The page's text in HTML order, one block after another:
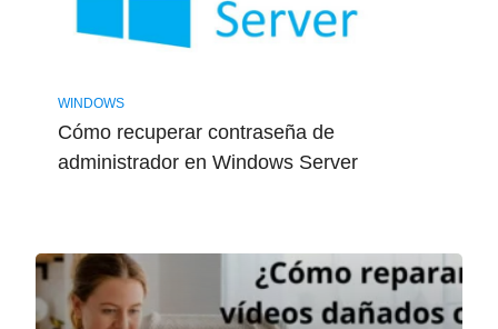
WINDOWS
Cómo recuperar contraseña de
administrador en Windows Server